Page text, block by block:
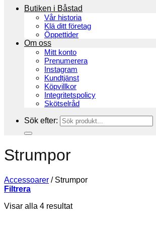
Butiken i Båstad
Vår historia
Klä ditt företag
Öppettider
Om oss
Mitt konto
Prenumerera
Instagram
Kundtjänst
Köpvillkor
Integritetspolicy
Skötselråd
Sök efter:
Strumpor
Accessoarer /Strumpor
Filtrera
Visar alla 4 resultat